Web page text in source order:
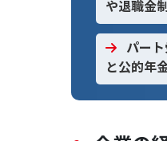
や退職金
パー
と公的年